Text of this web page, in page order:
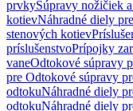
prvkySúpravy nožičiek
kotievNáhradné diely
stenových kotiev
príslušenstvoPrípojky
vaneOdtokové súpravy
pre Odtokové súpravy
odtokuNáhradné diely
odtokuNáhradné diely